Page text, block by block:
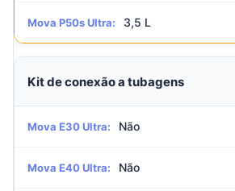
Mova P50s Ultra: 3,5 L
Kit de conexão a tubagens
Mova E30 Ultra: Não
Mova E40 Ultra: Não